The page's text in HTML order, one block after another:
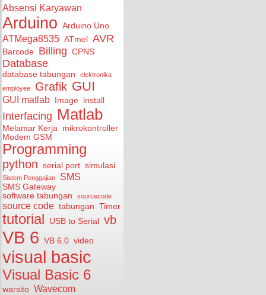
Absensi Karyawan
Arduino Arduino Uno
ATMega8535 ATmel AVR
Barcode Billing CPNS
Database
database tabungan
elektronika
employee
Grafik GUI
GUI matlab Image install
Interfacing Matlab
Melamar Kerja mikrokontroller
Modem GSM
Programming
python serial port simulasi
Sistem Penggajian SMS
SMS Gateway
software tabungan
sourcecode
source code tabungan Timer
tutorial USB to Serial vb
VB 6 VB 6.0 video
visual basic
Visual Basic 6
warsito Wavecom